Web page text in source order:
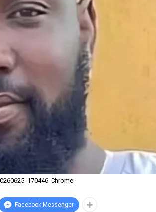
Facebook Messenger